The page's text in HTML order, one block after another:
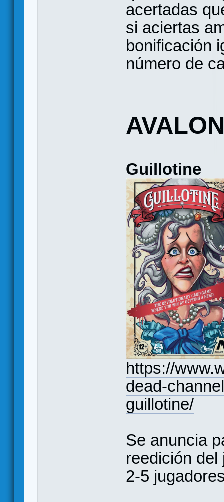
acertadas
si aciertas
bonificación
número de
Guillotine
https://
dead-
guillotine/
Se anuncia
reedición
2-5